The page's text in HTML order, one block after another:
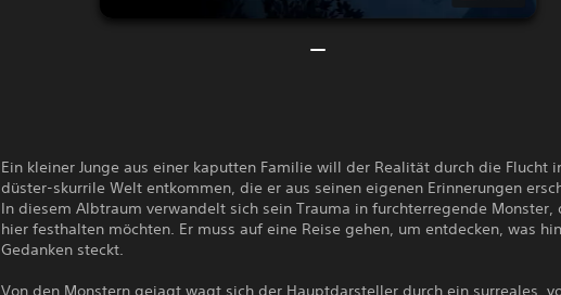
Ein kleiner Junge aus einer kaputten Familie will der Realität durch die Flucht
düster-skurrile Welt entkommen, die er aus seinen eigenen Erinnerungen
In diesem Albtraum verwandelt sich sein Trauma in furchterregende Monster,
hier festhalten möchten. Er muss auf eine Reise gehen, um entdecken, was
Gedanken steckt.
Von den Monstern gejagt wagt sich der Hauptdarsteller durch ein surreales,